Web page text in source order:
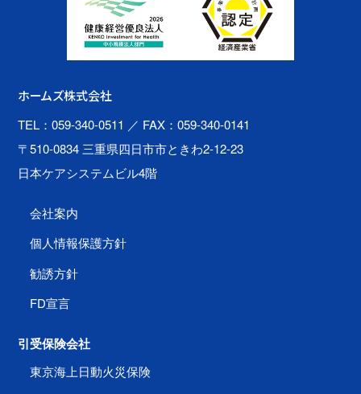
ホームズ株式会社
TEL：059-340-0511 ／ FAX：059-340-0141
〒510-0834 三重県四日市市ときわ2-12-23
日本ケアシステムビル4階
会社案内
個人情報保護方針
勧誘方針
FD宣言
引受保険会社
東京海上日動火災保険